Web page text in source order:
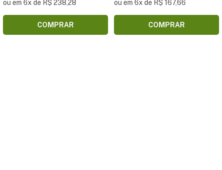
ou em 6x de R$ 238,28
COMPRAR
ou em 6x de R$ 167,66
COMPRAR